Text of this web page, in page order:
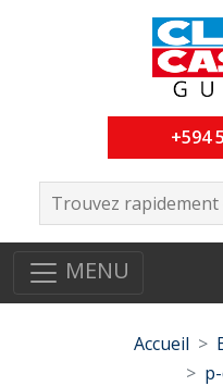
+594
MENU
Accueil